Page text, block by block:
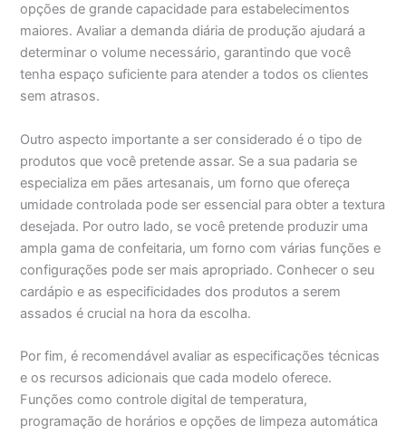
opções de grande capacidade para estabelecimentos
maiores. Avaliar a demanda diária de produção ajudará a
determinar o volume necessário, garantindo que você
tenha espaço suficiente para atender a todos os clientes
sem atrasos.
Outro aspecto importante a ser considerado é o tipo de
produtos que você pretende assar. Se a sua padaria se
especializa em pães artesanais, um forno que ofereça
umidade controlada pode ser essencial para obter a textura
desejada. Por outro lado, se você pretende produzir uma
ampla gama de confeitaria, um forno com várias funções e
configurações pode ser mais apropriado. Conhecer o seu
cardápio e as especificidades dos produtos a serem
assados é crucial na hora da escolha.
Por fim, é recomendável avaliar as especificações técnicas
e os recursos adicionais que cada modelo oferece.
Funções como controle digital de temperatura,
programação de horários e opções de limpeza automática